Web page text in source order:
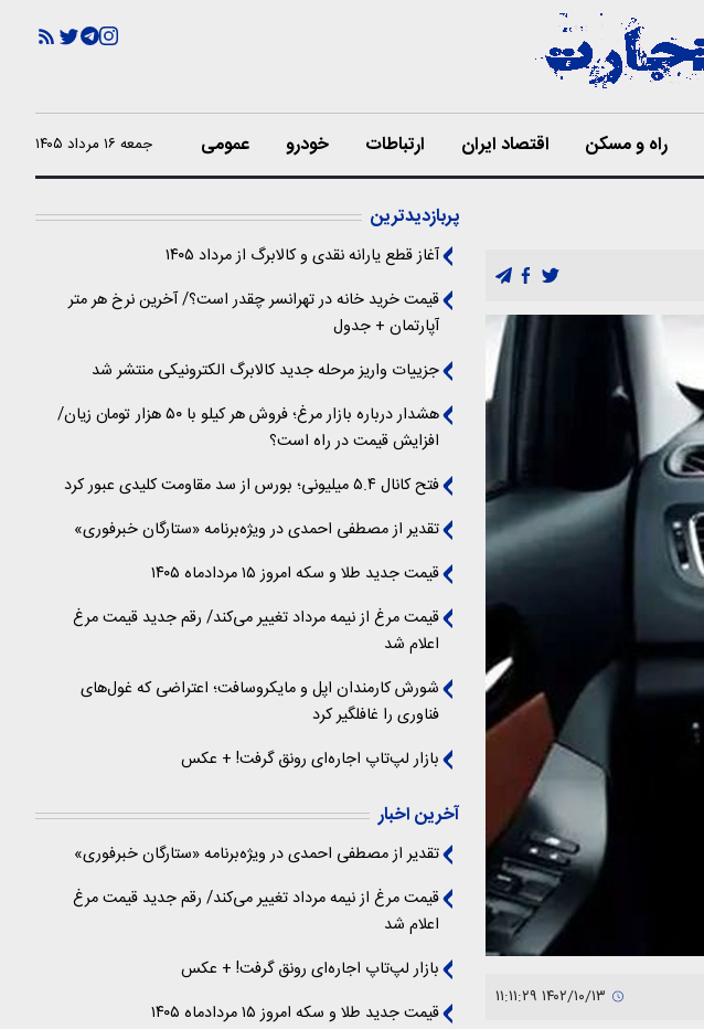
راه و مسکن اقتصاد ایران ارتباطات خودرو عمومی جمعه ۱۶ مرداد ۱۴۰۵
پربازدیدترین
آغاز قطع یارانه نقدی و کالابرگ از مرداد ۱۴۰۵
قیمت خرید خانه در تهرانسر چقدر است؟/ آخرین نرخ هر متر
آپارتمان + جدول
جزییات واریز مرحله جدید کالابرگ الکترونیکی منتشر شد
هشدار درباره بازار مرغ؛ فروش هر کیلو با ۵۰ هزار تومان زیان/
افزایش قیمت در راه است؟
فتح کانال ۵.۴ میلیونی؛ بورس از سد مقاومت کلیدی عبور کرد
تقدیر از مصطفی احمدی در ویژه‌برنامه «ستارگان خبرفوری»
قیمت جدید طلا و سکه امروز ۱۵ مردادماه ۱۴۰۵
قیمت مرغ از نیمه مرداد تغییر می‌کند/ رقم جدید قیمت مرغ
اعلام شد
شورش کارمندان اپل و مایکروسافت؛ اعتراضی که غول‌های
فناوری را غافلگیر کرد
بازار لپ‌تاپ اجاره‌ای رونق گرفت! + عکس
آخرین اخبار
تقدیر از مصطفی احمدی در ویژه‌برنامه «ستارگان خبرفوری»
قیمت مرغ از نیمه مرداد تغییر می‌کند/ رقم جدید قیمت مرغ
اعلام شد
بازار لپ‌تاپ اجاره‌ای رونق گرفت! + عکس
قیمت جدید طلا و سکه امروز ۱۵ مردادماه ۱۴۰۵